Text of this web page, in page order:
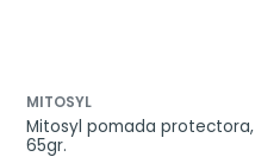
MITOSYL
Mitosyl pomada protectora,
65gr.